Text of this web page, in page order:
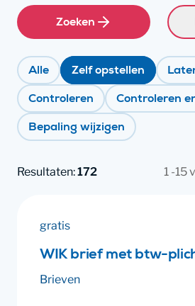
Zoeken
Alle Zelf opstellen
Controleren Controleren
Bepaling wijzigen
Resultaten:172 1 -15
gratis
WIK brief met btw-
Brieven